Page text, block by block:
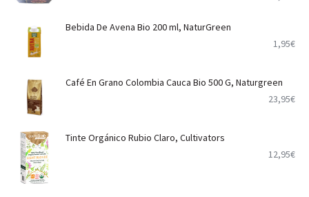
Bebida De Avena Bio 200 ml, NaturGreen
1,95€
Café En Grano Colombia Cauca Bio 500 G, Naturgreen
23,95€
Tinte Orgánico Rubio Claro, Cultivators
12,95€